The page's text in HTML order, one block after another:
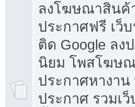
ลงโฆษณาสิน
ประกาศฟรี เว็
ติด Google ลง
นิยม โพสโฆษ
ประกาศหางาน
ประกาศ รวมเ